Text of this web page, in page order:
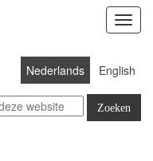
Toon
menu
Nederlands English